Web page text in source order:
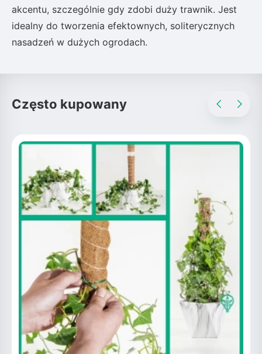
akcentu, szczególnie gdy zdobi duży trawnik. Jest
idealny do tworzenia efektownych, soliterycznych
nasadzeń w dużych ogrodach.
Często kupowany